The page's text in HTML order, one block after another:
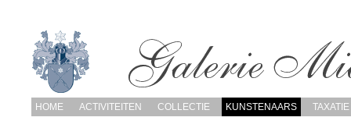
HOME ACTIVITEITEN COLLECTIE KUNSTENAARS TAXATIE